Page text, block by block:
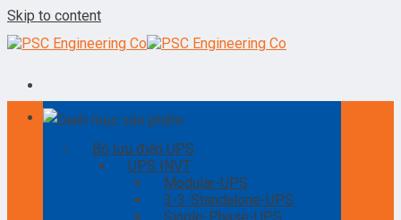
Skip to content
Danh mục sản phẩm
Bộ lưu điện UPS
UPS INVT
Modular-UPS
3-3-Standalone-UPS